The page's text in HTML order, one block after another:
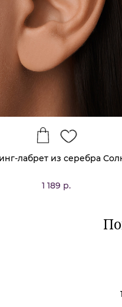
лабрет из серебра
1 189 р.
1